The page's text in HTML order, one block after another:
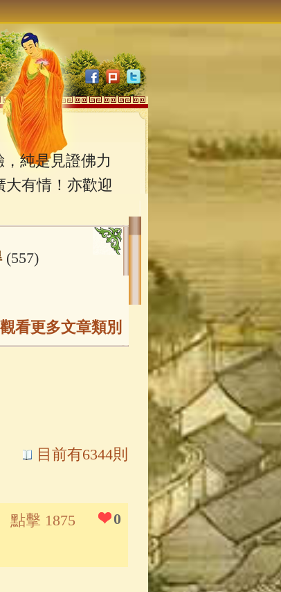
純是見證佛力
有情！亦歡迎
(557)
大悲咒(72)
觀看更多文章類別
目前有6344則
0
點擊 1875